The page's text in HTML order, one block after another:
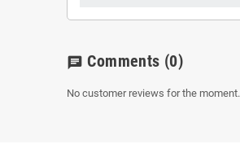
chat Comments (0)
No customer reviews for the moment.